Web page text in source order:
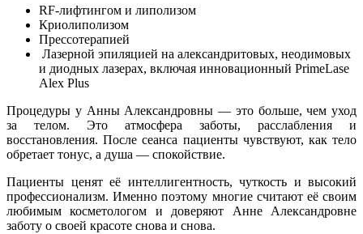
RF-лифтингом и липолизом
Криолиполизом
Прессотерапией
Лазерной эпиляцией на александритовых, неодимовых
и диодных лазерах, включая инновационный PrimeLase
Alex Plus
Процедуры у Анны Александровны — это больше, чем уход
за телом. Это атмосфера заботы, расслабления и
восстановления. После сеанса пациенты чувствуют, как тело
обретает тонус, а душа — спокойствие.
Пациенты ценят её интеллигентность, чуткость и высокий
профессионализм. Именно поэтому многие считают её своим
любимым косметологом и доверяют Анне Александровне
заботу о своей красоте снова и снова.